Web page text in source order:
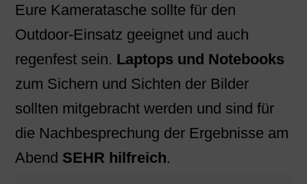
Eure Kameratasche sollte für den
Outdoor-Einsatz geeignet und auch
regenfest sein. Laptops und Notebooks
zum Sichern und Sichten der Bilder
sollten mitgebracht werden und sind für
die Nachbesprechung der Ergebnisse am
Abend SEHR hilfreich.